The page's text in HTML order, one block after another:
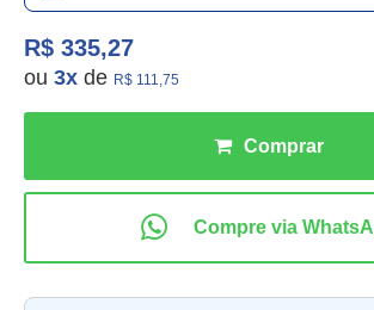
R$ 335,27
ou 3x de R$ 111,75